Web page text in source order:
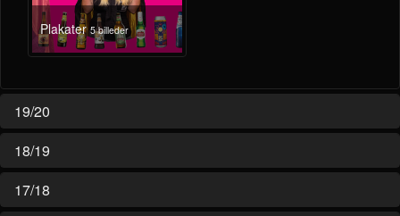
Plakater5 billeder
19/20
18/19
17/18